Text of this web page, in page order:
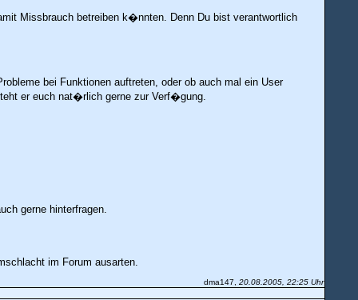
Missbrauch betreiben k�nnten. Denn Du bist verantwortlich
bei Funktionen auftreten, oder ob auch mal ein User
er euch nat�rlich gerne zur Verf�gung.
gerne hinterfragen.
im Forum ausarten.
dma147, 20.08.2005, 22:25 Uhr